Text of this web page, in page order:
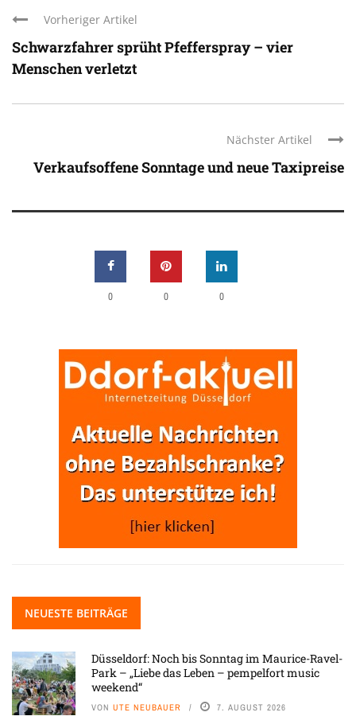
Vorheriger Artikel
Schwarzfahrer sprüht Pfefferspray – vier
Menschen verletzt
Nächster Artikel
Verkaufsoffene Sonntage und neue Taxipreise
0 0 0
NEUESTE BEITRÄGE
Düsseldorf: Noch bis Sonntag im Maurice-Ravel-
Park – „Liebe das Leben – pempelfort music
weekend“
VON UTE NEUBAUER 7. AUGUST 2026